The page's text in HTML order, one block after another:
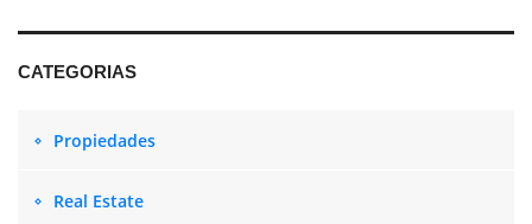
CATEGORIAS
Propiedades
Real Estate